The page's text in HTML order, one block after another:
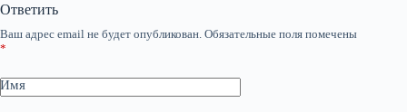
Ответить
Ваш адрес email не будет опубликован. Обязательные поля помечены
*
Имя